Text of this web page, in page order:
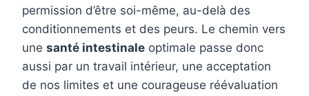
permission d’être soi-même, au-delà des
conditionnements et des peurs. Le chemin vers
une santé intestinale optimale passe donc
aussi par un travail intérieur, une acceptation
de nos limites et une courageuse réévaluation